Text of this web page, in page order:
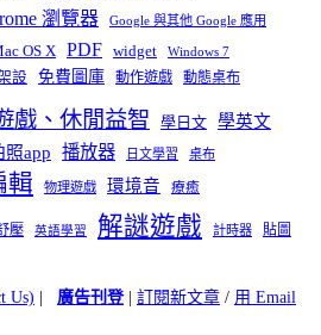
瀏覽器 Google 與其他 Google 應用
OS X PDF widget Windows 7
設 免費圖庫 動作遊戲 動態桌布
戲、休閒益智 學日文 學英文
照app 播放器 日文學習 桌布
輯 物理遊戲 環境音 療癒
壓 英語學習 解謎遊戲 計時器
貼圖
Us) | 廣告刊登| 訂閱新文章 / 用 Email